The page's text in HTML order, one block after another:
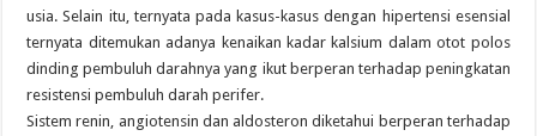
usia. Selain itu, ternyata pada kasus-kasus dengan hipertensi esensial
ternyata ditemukan adanya kenaikan kadar kalsium dalam otot polos
dinding pembuluh darahnya yang ikut berperan terhadap peningkatan
resistensi pembuluh darah perifer.
Sistem renin, angiotensin dan aldosteron diketahui berperan terhadap